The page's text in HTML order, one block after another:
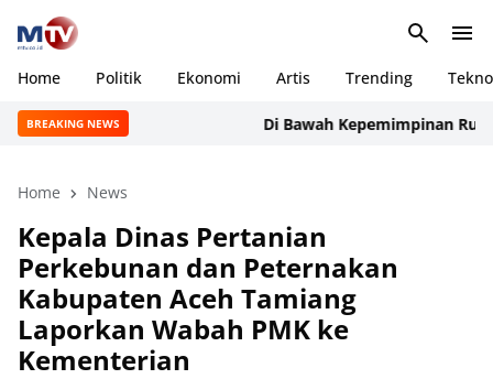
Home Politik Ekonomi Artis Trending Tekno
BREAKING NEWS Di Bawah Kepemimpinan Rudi
Home News
Kepala Dinas Pertanian
Perkebunan dan Peternakan
Kabupaten Aceh Tamiang
Laporkan Wabah PMK ke
Kementerian